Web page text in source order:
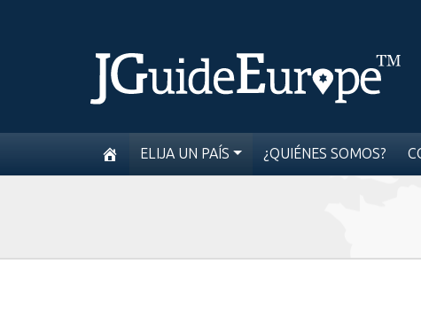
ELIJA UN PAÍS ¿QUIÉNES SOMOS?